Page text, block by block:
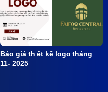
Báo giá thiết kế logo tháng
11- 2025